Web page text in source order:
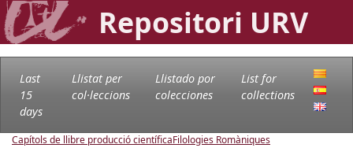
Repositori URV
Last
15
days
Llistat per
col·leccions
Llistado por
colecciones
List for
collections
Capítols de llibre producció científicaFilologies Romàniques